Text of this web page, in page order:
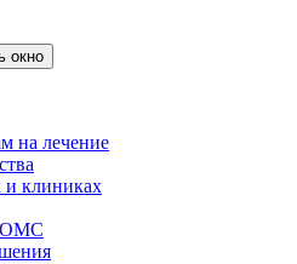
окно
на лечение
и клиниках
ОМС